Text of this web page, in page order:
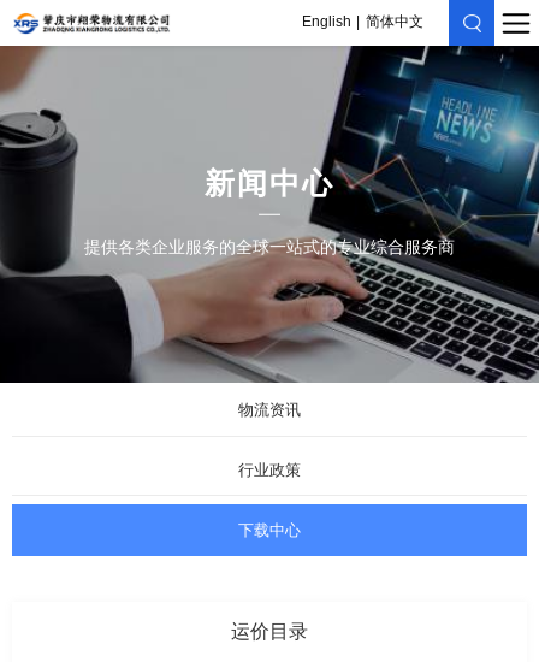
English 简体中文
新闻中心
提供各类企业服务的全球一站式的专业综合服务商
物流资讯
行业政策
下载中心
运价目录